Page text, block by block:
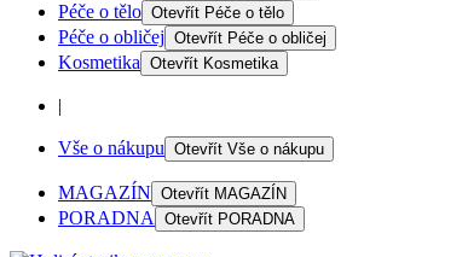
Péče o tělo Otevřít Péče o tělo
Péče o obličej Otevřít Péče o obličej
Kosmetika Otevřít Kosmetika
|
Vše o nákupu Otevřít Vše o nákupu
MAGAZÍN Otevřít MAGAZÍN
PORADNA Otevřít PORADNA